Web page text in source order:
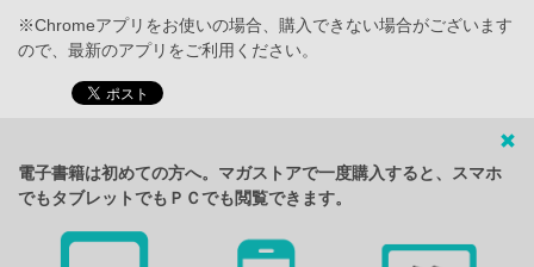
※Chromeアプリをお使いの場合、購入できない場合がございます
ので、最新のアプリをご利用ください。
電子書籍は初めての方へ。マガストアで一度購入すると、スマホ
でもタブレットでもＰＣでも閲覧できます。